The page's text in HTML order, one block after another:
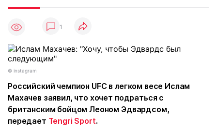
1
© instagram
Российский чемпион UFC в легком весе Ислам
Махачев заявил, что хочет подраться с
британским бойцом Леоном Эдвардсом,
передает Tengri Sport.